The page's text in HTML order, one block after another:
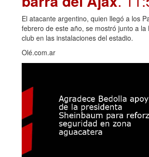
El atacante argentino, quien llegó a los
febrero de este año, se mostró junto a la
club en las instalaciones del estadio.
Olé.com.ar